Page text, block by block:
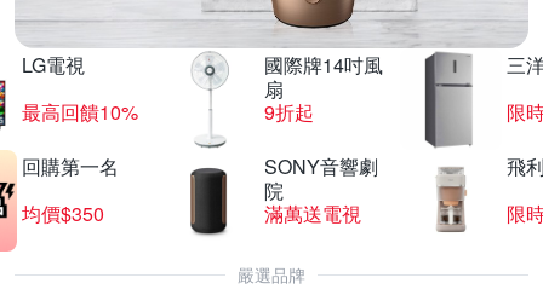
LG電視
最高回饋10%
國際牌14吋風
扇
9折起
三
限
回購第一名
均價$350
SONY音響劇
院
滿萬送電視
飛
限
嚴選品牌